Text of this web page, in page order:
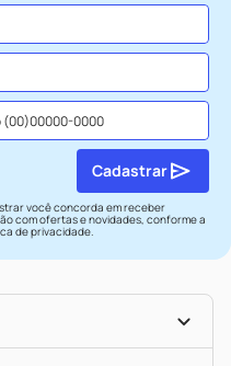
você concorda em receber
com ofertas e novidades, conforme a
de privacidade.
Cadastrar